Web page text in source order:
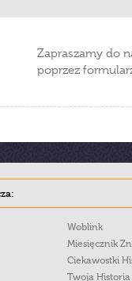
Zapraszamy do
poprzez
Woblink
Miesięcznik
Ciekawostki
Twoja Historia